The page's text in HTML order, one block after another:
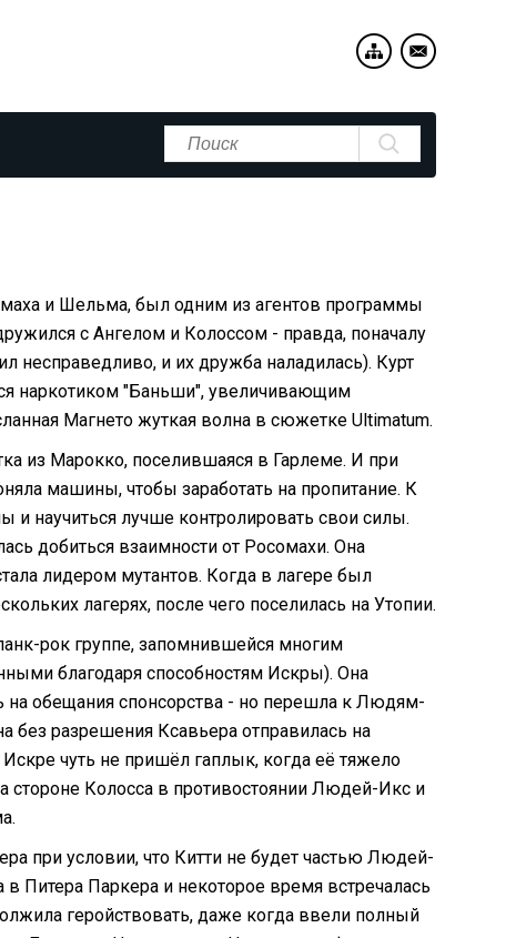
и Шельма, был одним из агентов программы
с Ангелом и Колоссом - правда, поначалу
несправедливо, и их дружба наладилась). Курт
наркотиком "Баньши", увеличивающим
Магнето жуткая волна в сюжетке Ultimatum.
из Марокко, поселившаяся в Гарлеме. И при
машины, чтобы заработать на пропитание. К
научиться лучше контролировать свои силы.
добиться взаимности от Росомахи. Она
лидером мутантов. Когда в лагере был
лагерях, после чего поселилась на Утопии.
рок группе, запомнившейся многим
благодаря способностям Искры). Она
обещания спонсорства - но перешла к Людям-
без разрешения Ксавьера отправилась на
чуть не пришёл гаплык, когда её тяжело
стороне Колосса в противостоянии Людей-Икс и
при условии, что Китти не будет частью Людей-
Питера Паркера и некоторое время встречалась
геройствовать, даже когда ввели полный